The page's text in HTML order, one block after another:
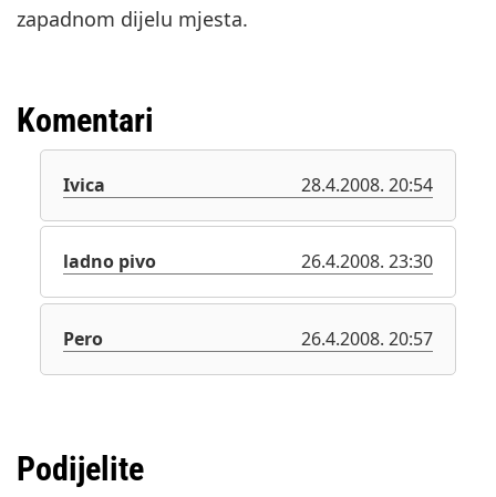
zapadnom dijelu mjesta.
Komentari
Ivica 28.4.2008. 20:54
ladno pivo 26.4.2008. 23:30
Pero 26.4.2008. 20:57
Podijelite